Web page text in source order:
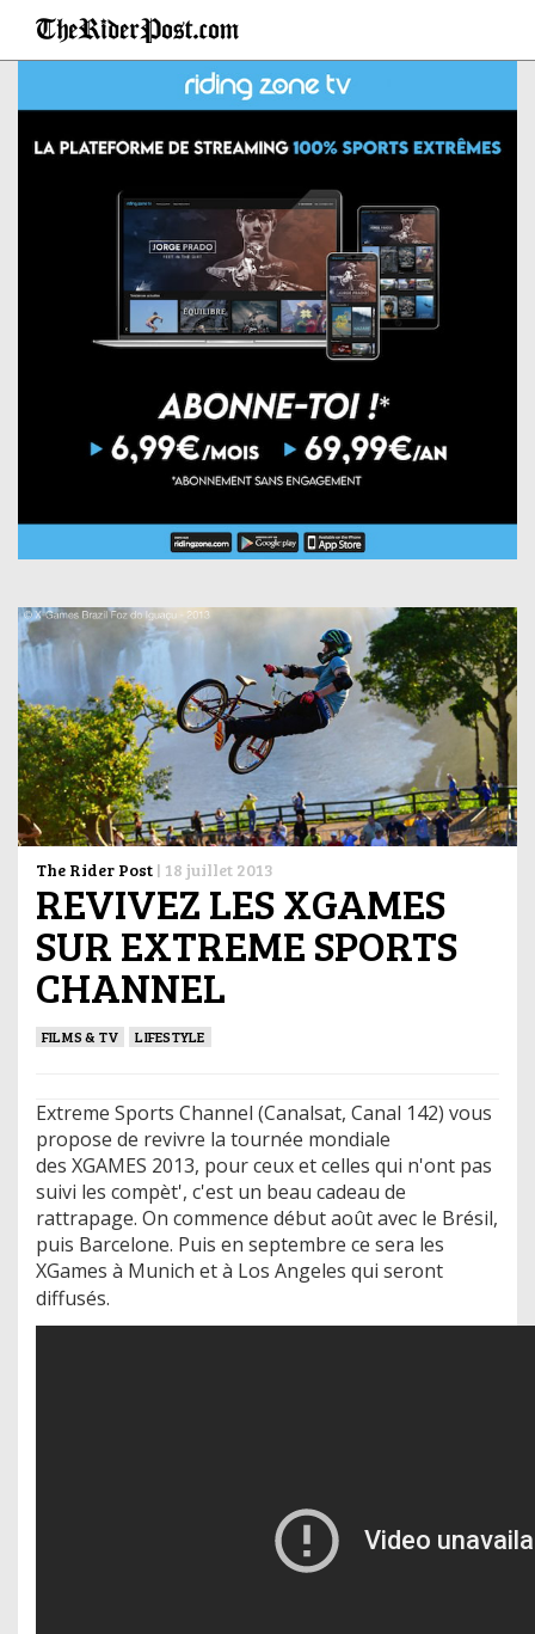
The Rider Post | 18 juillet 2013
REVIVEZ LES XGAMES
SUR EXTREME SPORTS
CHANNEL
FILMS & TV LIFESTYLE
Extreme Sports Channel (Canalsat, Canal 142) vous
propose de revivre la tournée mondiale
des XGAMES 2013, pour ceux et celles qui n'ont pas
suivi les compèt', c'est un beau cadeau de
rattrapage. On commence début août avec le Brésil,
puis Barcelone. Puis en septembre ce sera les
XGames à Munich et à Los Angeles qui seront
diffusés.